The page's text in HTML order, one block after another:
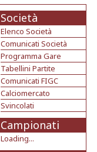
Società
Elenco Società
Comunicati Società
Programma Gare
Tabellini Partite
Comunicati FIGC
Calciomercato
Svincolati
Campionati
Loading...